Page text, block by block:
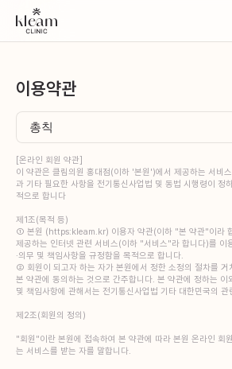
이용약관
[온라인 회원 약관]
이 약관은 클림의원 홍대점(이하 '본원')에서 제공하는 서비
과 기타 필요한 사항을 전기통신사업법 및 동법 시행령이 정
적으로 합니다
제1조(목적 등)
① 본원 (https:kleam.kr) 이용자 약관(이하 "본 약관"이라
제공하는 인터넷 관련 서비스(이하 "서비스"라 합니다)를 이
·의무 및 책임사항을 규정함을 목적으로 합니다.
② 회원이 되고자 하는 자가 본원에서 정한 소정의 절차를
본 약관에 동의하는 것으로 간주합니다. 본 약관에 정하는 이
및 책임사항에 관해서는 전기통신사업법 기타 대한민국의
제2조(회원의 정의)
"회원"이란 본원에 접속하여 본 약관에 따라 본원 온라인 회
는 서비스를 받는 자를 말합니다.